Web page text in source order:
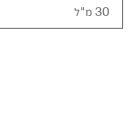
30 מ"ל